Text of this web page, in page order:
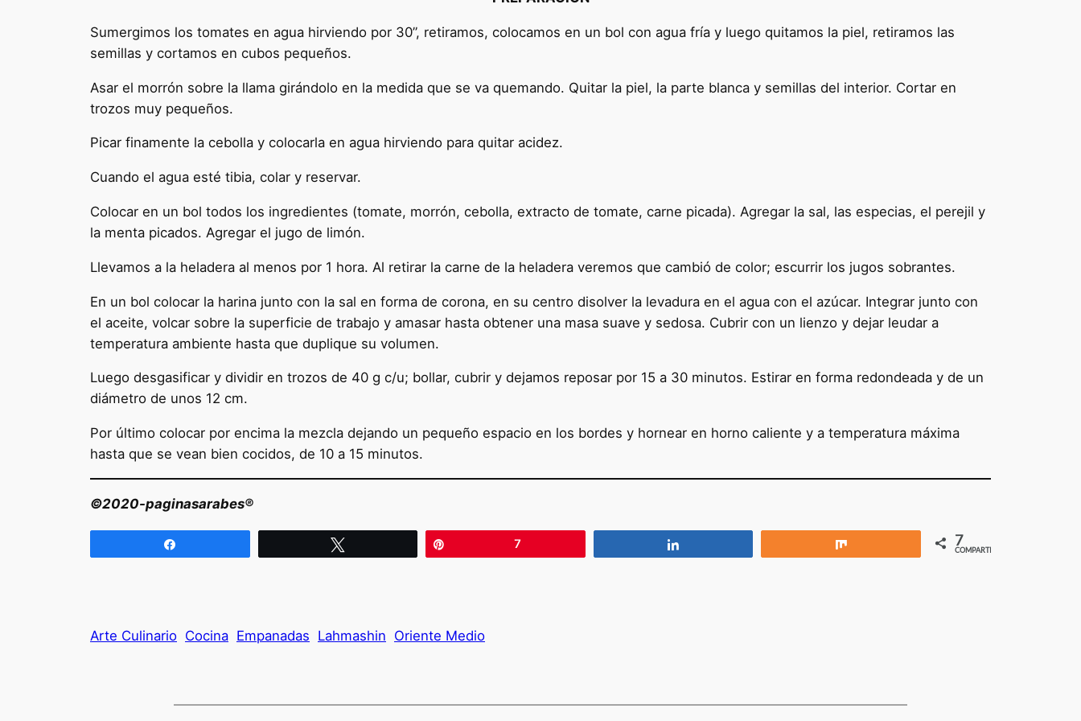
Sumergimos los tomates en agua hirviendo por 30”, retiramos, colocamos en un bol con agua fría y luego quitamos la piel, retiramos las
semillas y cortamos en cubos pequeños.
Asar el morrón sobre la llama girándolo en la medida que se va quemando. Quitar la piel, la parte blanca y semillas del interior. Cortar en
trozos muy pequeños.
Picar finamente la cebolla y colocarla en agua hirviendo para quitar acidez.
Cuando el agua esté tibia, colar y reservar.
Colocar en un bol todos los ingredientes (tomate, morrón, cebolla, extracto de tomate, carne picada). Agregar la sal, las especias, el perejil y
la menta picados. Agregar el jugo de limón.
Llevamos a la heladera al menos por 1 hora. Al retirar la carne de la heladera veremos que cambió de color; escurrir los jugos sobrantes.
En un bol colocar la harina junto con la sal en forma de corona, en su centro disolver la levadura en el agua con el azúcar. Integrar junto con
el aceite, volcar sobre la superficie de trabajo y amasar hasta obtener una masa suave y sedosa. Cubrir con un lienzo y dejar leudar a
temperatura ambiente hasta que duplique su volumen.
Luego desgasificar y dividir en trozos de 40 g c/u; bollar, cubrir y dejamos reposar por 15 a 30 minutos. Estirar en forma redondeada y de un
diámetro de unos 12 cm.
Por último colocar por encima la mezcla dejando un pequeño espacio en los bordes y hornear en horno caliente y a temperatura máxima
hasta que se vean bien cocidos, de 10 a 15 minutos.
©2020-paginasarabes®
7 7
COMPARTIR
Arte Culinario Cocina Empanadas Lahmashin Oriente Medio